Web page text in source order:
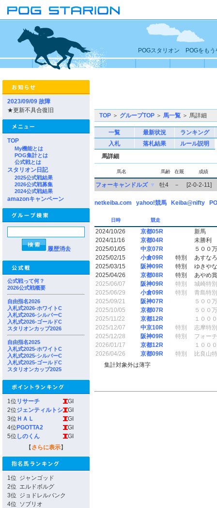
POGスタリオン POGをもう
2023/09/09 故障
★更新不具合復旧
TOP
My機能とは
POG集計とは
公式戦とは
スタリオン日記
2025公式戦結果
2026公式戦募集
2024公式戦結果
amazonキャンペーン
履歴消去
公式戦って何？
2026公式戦概要
自由指名2026
入札式2026-ホワイトC
入札式2026-シルバーC
入札式2026-ゴールドC
スタリオンカップ2026
自由指名2025
入札式2025-ホワイトC
入札式2025-シルバーC
入札式2025-ゴールドC
スタリオンカップ2025
1位 リサーチ
GI
2位ジェンティルトシ
GI
3位 ＨＡＬ
GI
4位 PGOTTA2
GI
5位 しのくん
GI
【 さらに表示】
1位 ジャンゴッド
2位 エルドボルグ
3位 ジョドレルバンク
4位 ソブリオ
TOP ＞ グループTOP ＞ 馬一覧 ＞ 馬詳細
一覧 最新状況
ランキング
入札
落札結果
ルール説明
馬詳細
馬名 馬齢 在厩 成績
フォーキャンドルズ ▼ 牡4 － [2-0-2-11]
netkeiba.com yahoo!競馬 Keiba@nifty
日時 競走
2024/10/26 京都05R
新馬
2024/11/16
京都04R
未勝利
2025/01/05
中京07R
５００
2025/02/15
小倉09R 特別
あすな
2025/03/15
阪神09R 特別
ゆきや
2025/04/26
京都08R 特別
あやめ賞
2025/06/07
阪神09R 特別
城崎特別
2025/06/29
小倉09R 特別
青島特別
2025/09/21
阪神07R
５００
2025/10/05
京都07R
５００
2025/11/22
京都12R
１００
2025/12/07
中京10R 特別
志摩特別
2025/12/28
阪神09R 特別
フォー
2026/01/17
京都12R
１００
2026/04/26
京都09R 特別
比良山
集計対象外は薄字